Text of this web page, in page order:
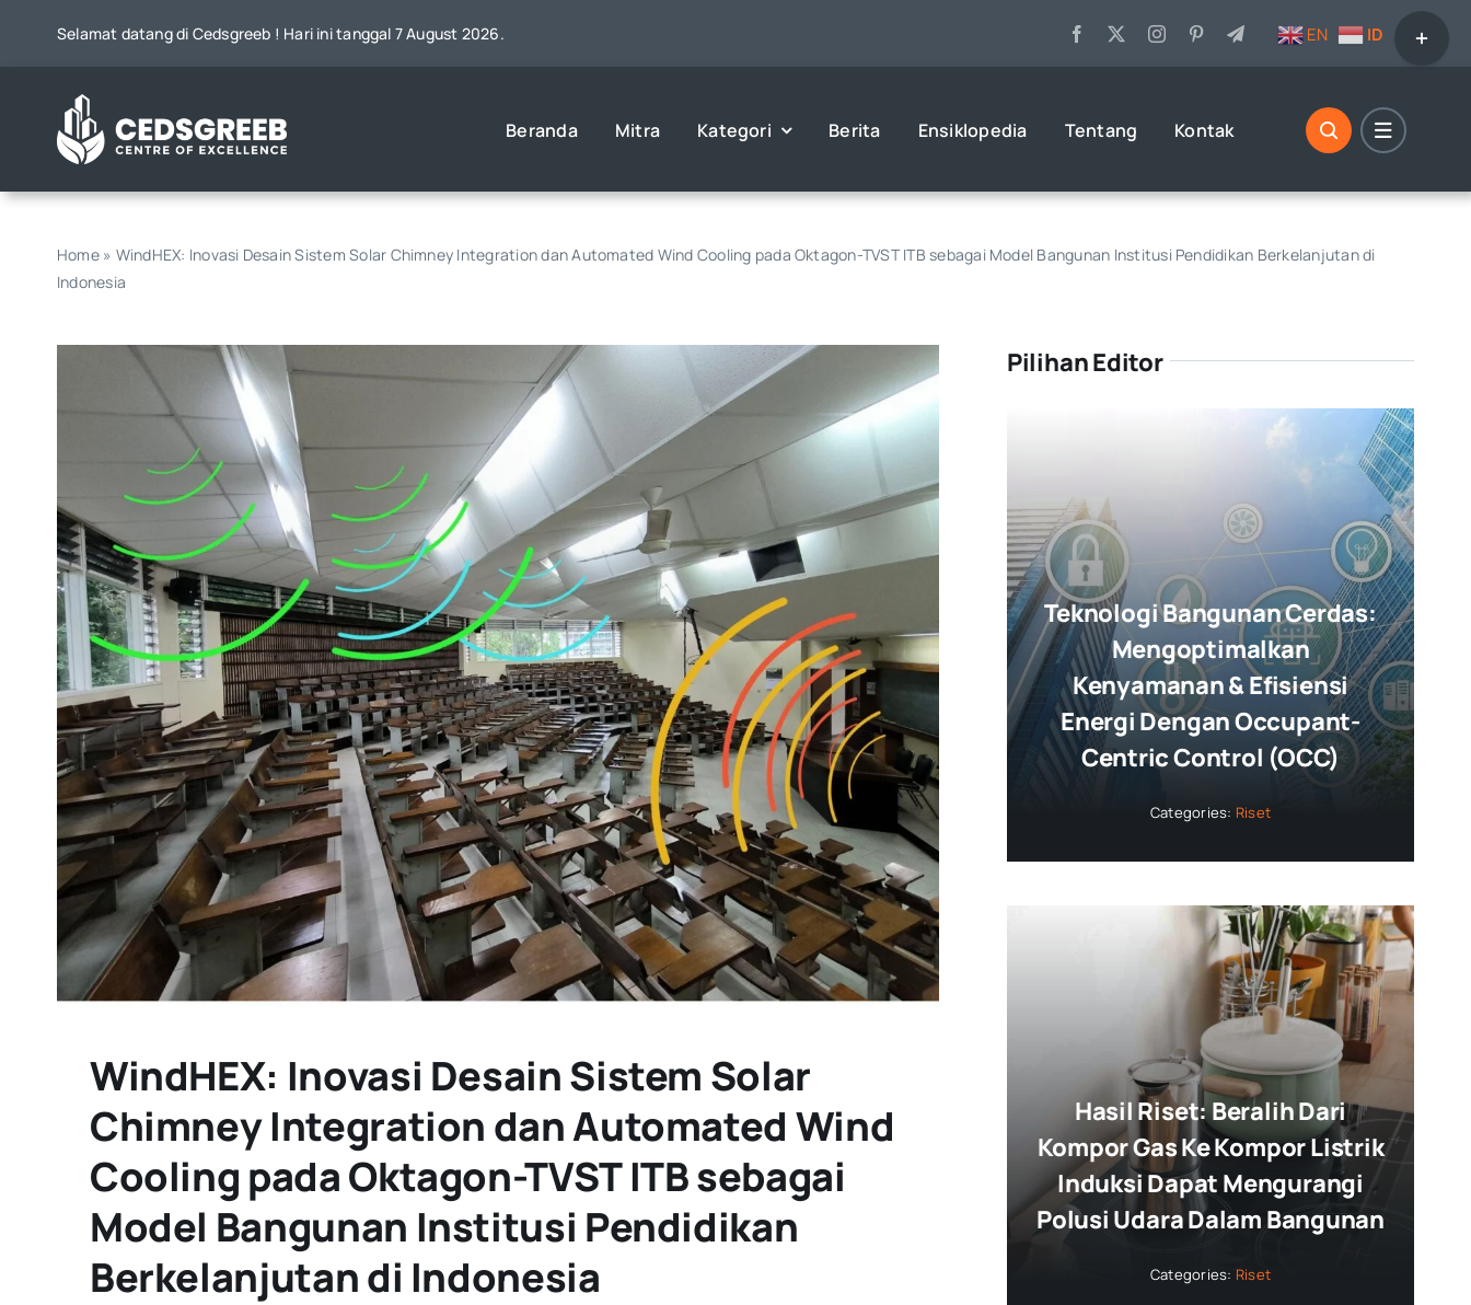
Selamat datang di Cedsgreeb ! Hari ini tanggal 7 August 2026. EN ID
Beranda Mitra Kategori Berita Ensiklopedia Tentang Kontak
Home» WindHEX: Inovasi Desain Sistem Solar Chimney Integration dan Automated Wind Cooling pada Oktagon-TVST ITB sebagai Model Bangunan Institusi Pendidikan Berkelanjutan di
Indonesia
WindHEX: Inovasi Desain Sistem Solar
Chimney Integration dan Automated Wind
Cooling pada Oktagon-TVST ITB sebagai
Model Bangunan Institusi Pendidikan
Berkelanjutan di Indonesia
Pilihan Editor
Teknologi Bangunan Cerdas:
Mengoptimalkan
Kenyamanan & Efisiensi
Energi Dengan Occupant-
Centric Control (OCC)
Categories: Riset
Hasil Riset: Beralih Dari
Kompor Gas Ke Kompor Listrik
Induksi Dapat Mengurangi
Polusi Udara Dalam Bangunan
Categories: Riset
Toggle
Sliding
Area